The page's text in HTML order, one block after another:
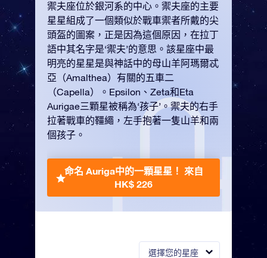
選擇您的星座
禦夫座位於銀河系的中心。禦夫座的主要
星星組成了一個類似於戰車禦者所戴的尖
頭盔的圖案，正是因為這個原因，在拉丁
語中其名字是‘禦夫’的意思。該星座中最
明亮的星星是與神話中的母山羊阿瑪爾忒
亞（Amalthea）有關的五車二
（Capella）。Epsilon、Zeta和Eta
Aurigae三顆星被稱為‘孩子’。禦夫的右手
拉著戰車的韁繩，左手抱著一隻山羊和兩
個孩子。
命名 Auriga中的一顆星星！ 來自
HK$ 226